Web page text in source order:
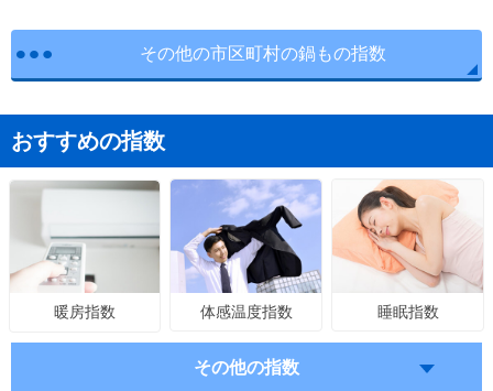
その他の市区町村の鍋もの指数
おすすめの指数
暖房指数 体感温度指数 睡眠指数
その他の指数